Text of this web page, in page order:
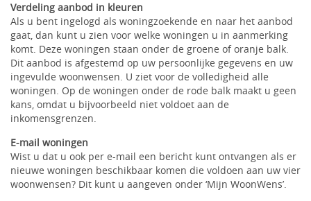
Verdeling aanbod in kleuren
Als u bent ingelogd als woningzoekende en naar het aanbod
gaat, dan kunt u zien voor welke woningen u in aanmerking
komt. Deze woningen staan onder de groene of oranje balk.
Dit aanbod is afgestemd op uw persoonlijke gegevens en uw
ingevulde woonwensen. U ziet voor de volledigheid alle
woningen. Op de woningen onder de rode balk maakt u geen
kans, omdat u bijvoorbeeld niet voldoet aan de
inkomensgrenzen.
E-mail woningen
Wist u dat u ook per e-mail een bericht kunt ontvangen als er
nieuwe woningen beschikbaar komen die voldoen aan uw vier
woonwensen? Dit kunt u aangeven onder ‘Mijn WoonWens’.